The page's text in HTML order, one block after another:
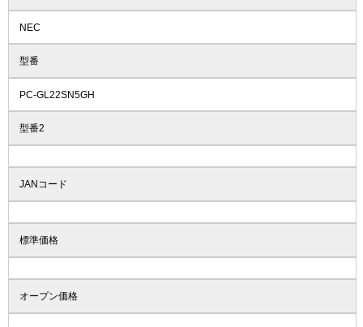
NEC
型番
PC-GL22SN5GH
型番2
JANコード
標準価格
オープン価格